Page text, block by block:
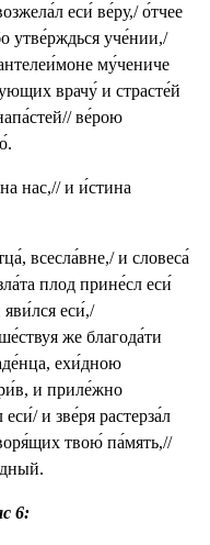
еси́ ве́ру,/ о́тчее
утве́рждься уче́нии,/
му́чениче
врачу́ и страсте́й
ве́рою
нас,// и и́стина
всесла́вне,/ и словеса́
плод прине́сл еси́
еси́,/
же благода́ти
ехи́дною
и приле́жно
и зве́ря растерза́л
твою́ па́мять,//
6: